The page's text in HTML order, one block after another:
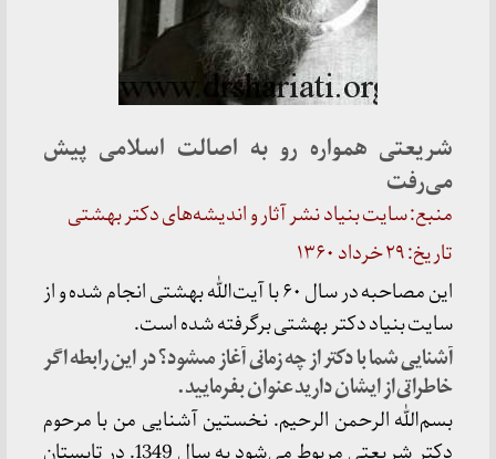
شریعتی همواره رو به اصالت اسلامى پیش
می‌رفت
منبع: سایت بنیاد نشر آثار و اندیشه‌های دکتر بهشتی
تاریخ: ۲۹ خرداد ۱۳۶۰
این مصاحبه در سال ۶۰ با آیت‌الله بهشتی انجام شده و از
سایت بنیاد دکتر بهشتی برگرفته شده است.
آشنایى شما با دکتر از چه زمانى آغاز مى‏شود؟ در این رابطه اگر
خاطراتى از ایشان دارید عنوان بفرمایید.
بسم‏‌الله الرحمن الرحیم. نخستین آشنایى من با مرحوم